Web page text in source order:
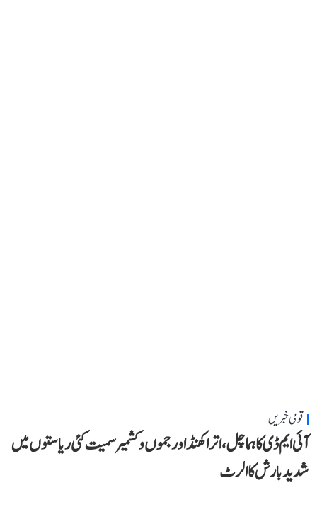
قومی خبریں
آئی ایم ڈی کا ہماچل، اتراکھنڈ اور جموں و کشمیر سمیت کئی ریاستوں میں
شدید بارش کا الرٹ